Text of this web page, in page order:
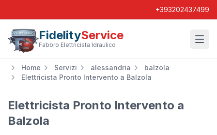
+393202437499
FidelityService
Fabbro Elettricista Idraulico
Home Servizi alessandria
balzola
Elettricista Pronto Intervento a Balzola
Elettricista Pronto Intervento a
Balzola